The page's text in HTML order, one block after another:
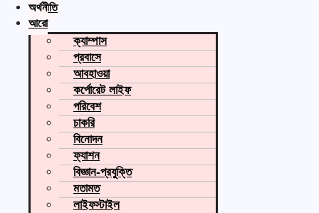
অর্থনীতি
আরো
ক্যাম্পাস
প্রবাসে
আবহাওয়া
কর্পোরেট লাইফ
পরিবেশ
চাকরি
বিনোদন
ফ্যাশন
বিজ্ঞান-প্রযুক্তি
মতামত
লাইফস্টাইল